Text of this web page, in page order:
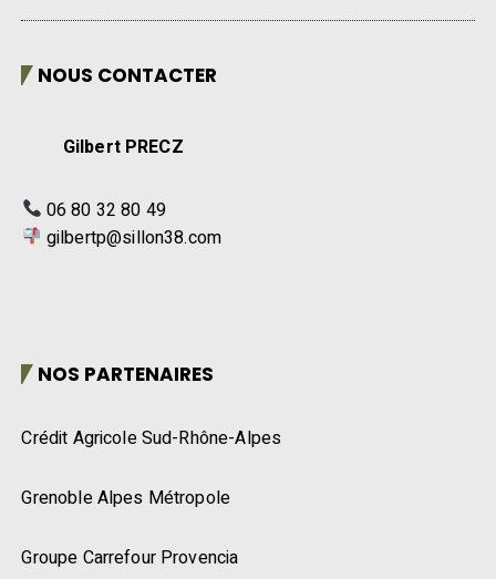
NOUS CONTACTER
Gilbert PRECZ
06 80 32 80 49
gilbertp@sillon38.com
NOS PARTENAIRES
Crédit Agricole Sud-Rhône-Alpes
Grenoble Alpes Métropole
Groupe Carrefour Provencia